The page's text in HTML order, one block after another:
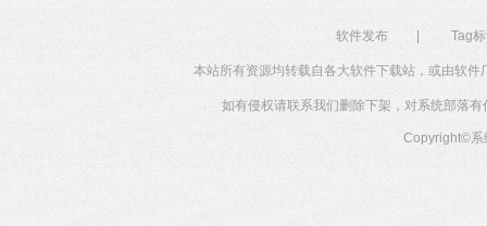
软件发布 Tag
本站所有资源均转载自各大软件下载站，或由软
如有侵权请联系我们删除下架，对系统部落
Copyright©系